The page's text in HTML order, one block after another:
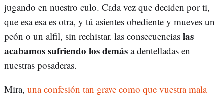
jugando en nuestro culo. Cada vez que deciden por ti,
que esa esa es otra, y tú asientes obediente y mueves un
peón o un alfil, sin rechistar, las consecuencias las
acabamos sufriendo los demás a dentelladas en
nuestras posaderas.
Mira, una confesión tan grave como que vuestra mala